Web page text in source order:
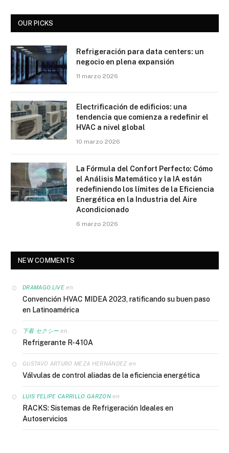
OUR PICKS
Refrigeración para data centers: un
negocio en plena expansión
11 marzo 2026
Electrificación de edificios: una
tendencia que comienza a redefinir el
HVAC a nivel global
10 marzo 2026
La Fórmula del Confort Perfecto: Cómo
el Análisis Matemático y la IA están
redefiniendo los límites de la Eficiencia
Energética en la Industria del Aire
Acondicionado
6 marzo 2026
NEW COMMENTS
DRAMAGO.LIVEen
Convención HVAC MIDEA 2023, ratificando su buen paso
en Latinoamérica
下着 セクシー en
Refrigerante R-410A
GUSTAVO ARTURO MEZA HERNÁNDEZ en
Válvulas de control aliadas de la eficiencia energética
LUIS FELIPE CARRILLO GARZONen
RACKS: Sistemas de Refrigeración Ideales en
Autoservicios